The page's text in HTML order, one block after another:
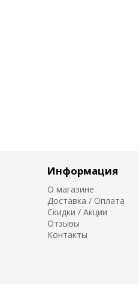
Информация
О магазине
Доставка / Оплата
Скидки / Акции
Отзывы
Контакты